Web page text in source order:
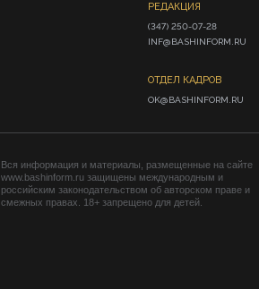
РЕДАКЦИЯ
(347) 250-07-28
INF@BASHINFORM.RU
ОТДЕЛ КАДРОВ
OK@BASHINFORM.RU
Вся информация и материалы, размещенные на сайте
www.bashinform.ru защищены международным и
российским законодательством об авторском праве и
смежных правах. 18+ запрещено для детей.